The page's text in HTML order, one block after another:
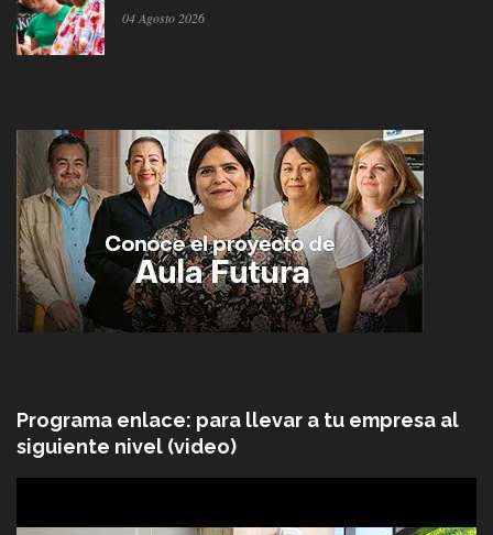
04 Agosto 2026
Programa enlace: para llevar a tu empresa al
siguiente nivel (video)